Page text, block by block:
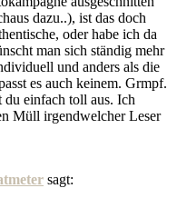
dazu..), ist das doch
oder habe ich da
man sich ständig mehr
und anders als die
es auch keinem. Grmpf.
du einfach toll aus. Ich
Müll irgendwelcher Leser
sagt: